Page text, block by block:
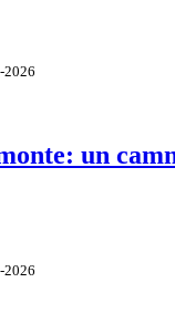
2026
un
2026